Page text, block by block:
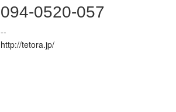
094-0520-057
--
http://tetora.jp/